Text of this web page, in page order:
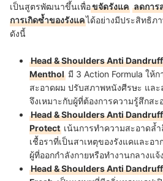
เป็นสูตรพัฒนาขึ้นเพื่อขจัดรังแค ลดการ
การเกิดซ้ำของรังแคได้อย่างมีประสิทธิภ
ดังนี้
Head & Shoulders Anti
Menthol มี 3 Action Formula ให้
สะอาดผม ปรับสภาพหนังศีรษะ และ
จึงเหมาะกับผู้ที่ต้องการความรู้สึกส
Head & Shoulders Anti
Protect เน้นการทำความสะอาดล้
เชื้อราที่เป็นสาเหตุของรังแคและอ
ผู้ที่ออกกำลังกายหรือทำงานกลางแจ้
Head & Shoulders Anti